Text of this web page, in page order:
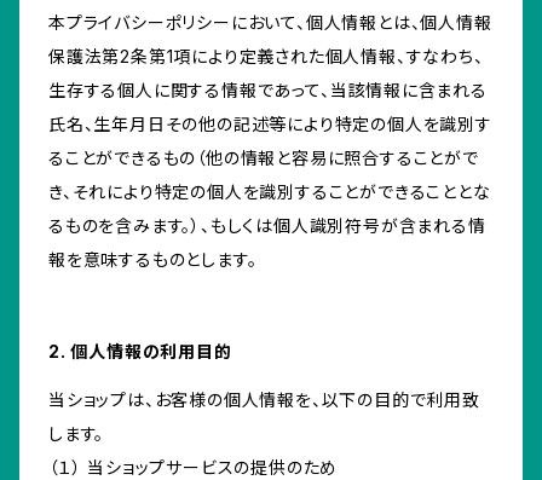
本プライバシーポリシーにおいて、個人情報とは、個人情報
保護法第2条第1項により定義された個人情報、すなわち、
生存する個人に関する情報であって、当該情報に含まれる
氏名、生年月日その他の記述等により特定の個人を識別す
ることができるもの（他の情報と容易に照合することがで
き、それにより特定の個人を識別することができることとな
るものを含みます。）、もしくは個人識別符号が含まれる情
報を意味するものとします。
2. 個人情報の利用目的
当ショップは、お客様の個人情報を、以下の目的で利用致
します。
（１） 当ショップサービスの提供のため